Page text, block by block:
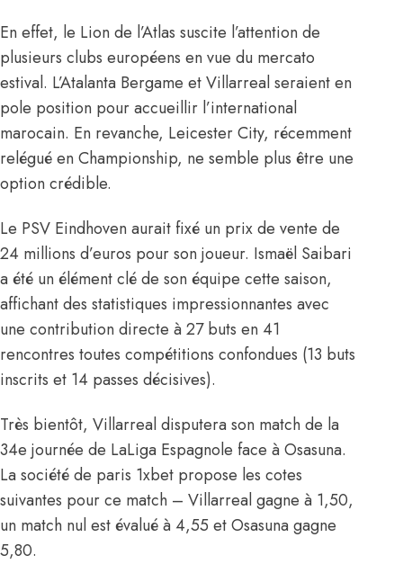
En effet, le Lion de l’Atlas suscite l’attention de
plusieurs clubs européens en vue du mercato
estival. L’Atalanta Bergame et Villarreal seraient en
pole position pour accueillir l’international
marocain. En revanche, Leicester City, récemment
relégué en Championship, ne semble plus être une
option crédible.
Le PSV Eindhoven aurait fixé un prix de vente de
24 millions d’euros pour son joueur. Ismaël Saibari
a été un élément clé de son équipe cette saison,
affichant des statistiques impressionnantes avec
une contribution directe à 27 buts en 41
rencontres toutes compétitions confondues (13 buts
inscrits et 14 passes décisives).
Très bientôt, Villarreal disputera son match de la
34e journée de LaLiga Espagnole face à Osasuna.
La société de paris 1xbet propose les cotes
suivantes pour ce match – Villarreal gagne à 1,50,
un match nul est évalué à 4,55 et Osasuna gagne
5,80.